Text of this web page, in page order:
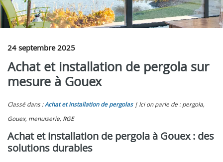
24 septembre 2025
Achat et installation de pergola sur
mesure à Gouex
Classé dans :Achat et installation de pergolas
Ici on parle de : pergola,
Gouex, menuiserie, RGE
Achat et installation de pergola à Gouex : des
solutions durables